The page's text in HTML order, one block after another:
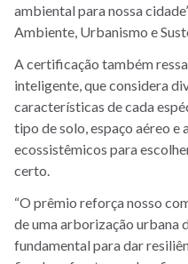
ambiental para nossa
Ambiente, Urbanismo e
A certificação também
inteligente, que considera
características de cada
tipo de solo, espaço aéreo e
ecossistêmicos para
certo.
“O prêmio reforça nosso
de uma arborização urbana
fundamental para dar